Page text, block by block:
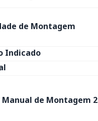
de Montagem
Indicado
Manual de Montagem 2